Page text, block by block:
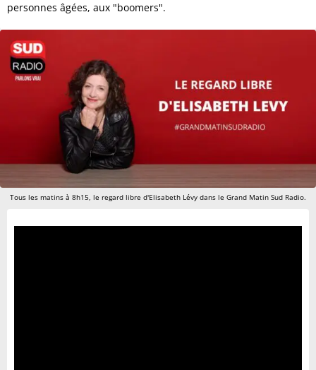
personnes âgées, aux "boomers".
Tous les matins à 8h15, le regard libre d'Elisabeth Lévy dans le Grand Matin Sud Radio.